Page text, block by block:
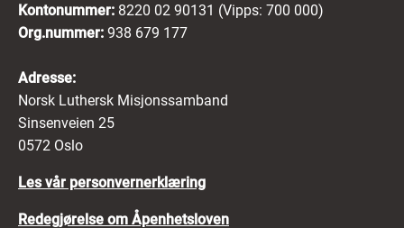
Kontonummer: 8220 02 90131 (Vipps: 700 000)
Org.nummer: 938 679 177
Adresse:
Norsk Luthersk Misjonssamband
Sinsenveien 25
0572 Oslo
Les vår personvernerklæring
Redegjørelse om Åpenhetsloven